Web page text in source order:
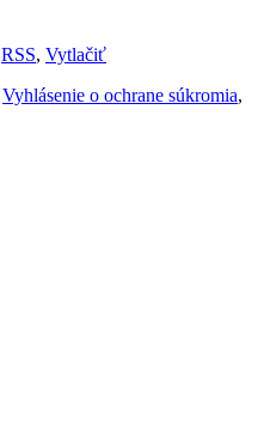
RSS, Vytlačiť
Vyhlásenie o ochrane súkromia,